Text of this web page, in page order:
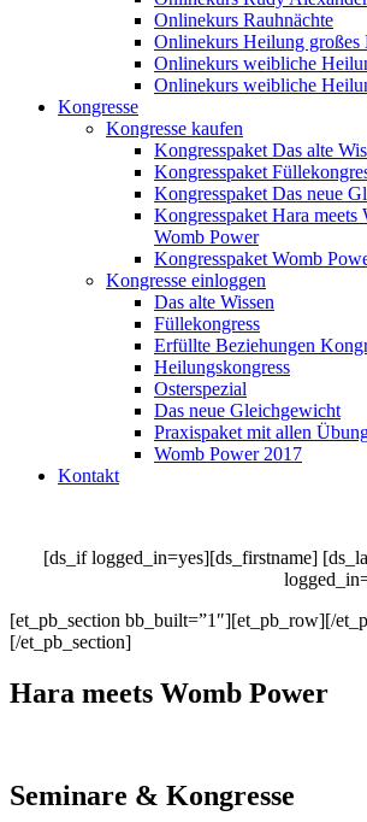
Onlinekurs Rauhnächte
Onlinekurs Heilung großes
Onlinekurs weibliche
Onlinekurs weibliche
Kongresse
Kongresse kaufen
Kongresspaket Das alte
Kongresspaket
Kongresspaket Das neue
Kongresspaket Hara meets
Womb Power
Kongresspaket Womb
Kongresse einloggen
Das alte Wissen
Füllekongress
Erfüllte Beziehungen
Heilungskongress
Osterspezial
Das neue Gleichgewicht
Praxispaket mit allen
Womb Power 2017
Kontakt
[ds_if logged_in=yes][ds_firstname]
[et_pb_section bb_built=”1″][et_pb_row][/
[/et_pb_section]
Hara meets Womb Power
Seminare & Kongresse